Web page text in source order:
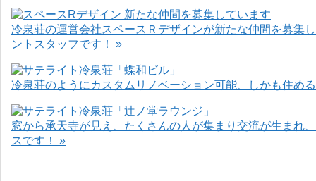
冷泉荘の運営会社スペースＲデザインが新たな仲間を募集
ントスタッフです！ »
冷泉荘のようにカスタムリノベーション可能、しかも住め
窓から承天寺が見え、たくさんの人が集まり交流が生まれ
スです！ »